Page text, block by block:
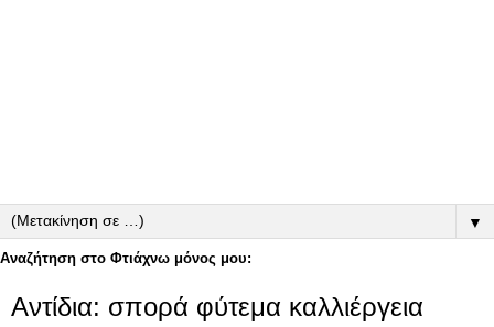
▼
Αναζήτηση στο Φτιάχνω μόνος μου:
Αντίδια: σπορά φύτεμα καλλιέργεια